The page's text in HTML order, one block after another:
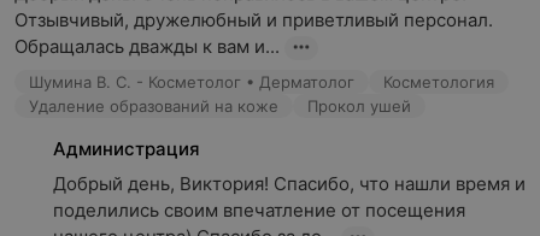
Отзывчивый, дружелюбный и приветливый персонал.
Обращалась дважды к вам и...
Шумина В. С. - Косметолог • Дерматолог
Косметология
Удаление образований на коже
Прокол ушей
Администрация
Добрый день, Виктория! Спасибо, что нашли время и
поделились своим впечатление от посещения